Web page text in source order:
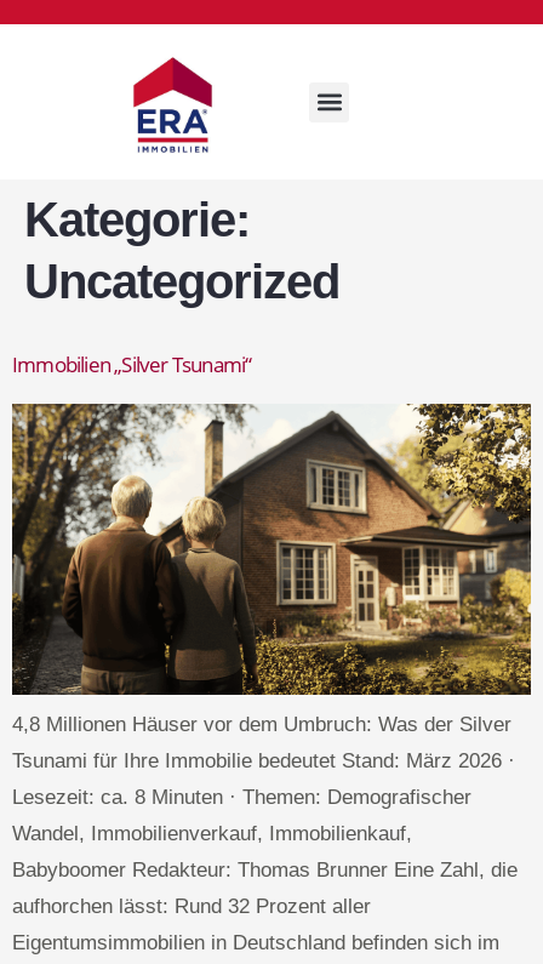
Kategorie:
Uncategorized
Immobilien „Silver Tsunami“
4,8 Millionen Häuser vor dem Umbruch: Was der Silver
Tsunami für Ihre Immobilie bedeutet Stand: März 2026 ·
Lesezeit: ca. 8 Minuten · Themen: Demografischer
Wandel, Immobilienverkauf, Immobilienkauf,
Babyboomer Redakteur: Thomas Brunner Eine Zahl, die
aufhorchen lässt: Rund 32 Prozent aller
Eigentumsimmobilien in Deutschland befinden sich im